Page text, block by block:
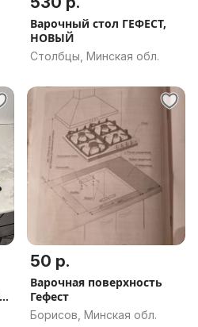
Варочный стол ГЕФЕСТ,
НОВЫЙ
Столбцы, Минская обл.
50 р.
Варочная поверхность
Гефест
Борисов, Минская обл.